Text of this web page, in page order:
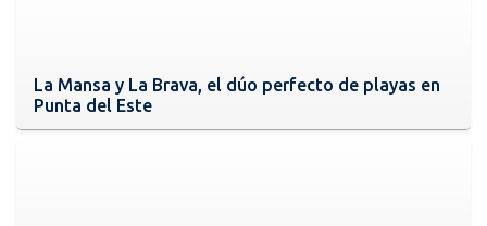
La Mansa y La Brava, el dúo perfecto de playas en
Punta del Este